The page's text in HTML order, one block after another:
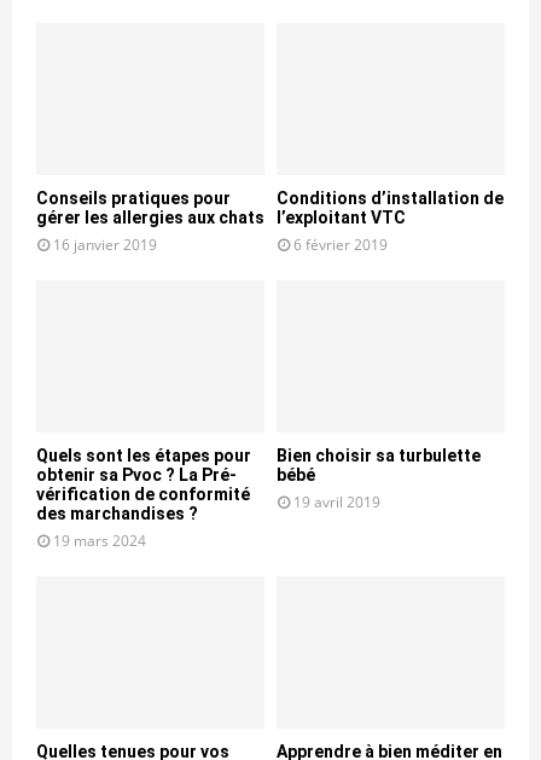
Conseils pratiques pour
gérer les allergies aux chats
16 janvier 2019
Conditions d’installation de
l’exploitant VTC
6 février 2019
Quels sont les étapes pour
obtenir sa Pvoc ? La Pré-
vérification de conformité
des marchandises ?
19 mars 2024
Bien choisir sa turbulette
bébé
19 avril 2019
Quelles tenues pour vos
Apprendre à bien méditer en